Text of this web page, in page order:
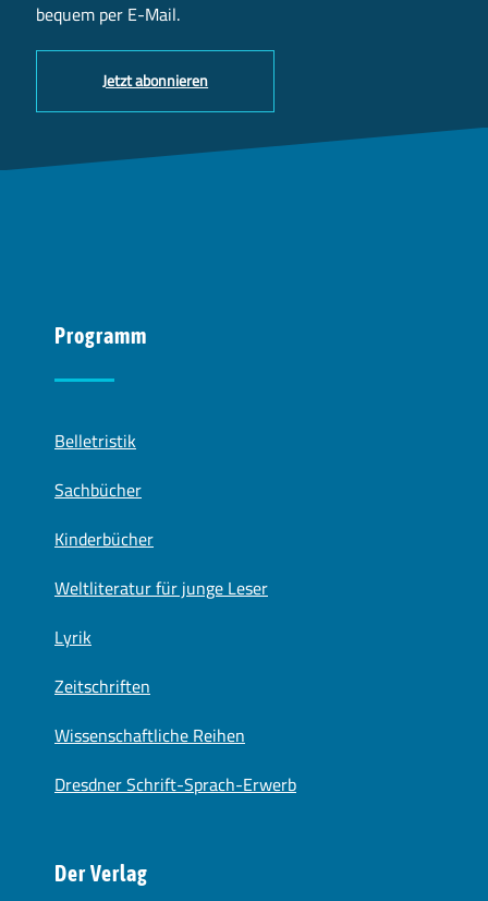
bequem per E-Mail.
Jetzt abonnieren
Programm
Belletristik
Sachbücher
Kinderbücher
Weltliteratur für junge Leser
Lyrik
Zeitschriften
Wissenschaftliche Reihen
Dresdner Schrift-Sprach-Erwerb
Der Verlag